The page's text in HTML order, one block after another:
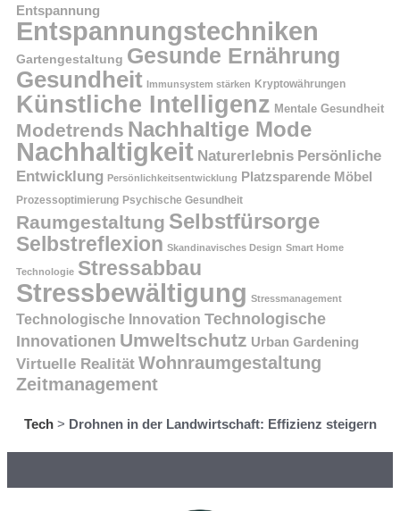
Entspannung
Entspannungstechniken
Gartengestaltung Gesunde Ernährung
Gesundheit Immunsystem stärken Kryptowährungen
Künstliche Intelligenz Mentale Gesundheit
Modetrends Nachhaltige Mode
Nachhaltigkeit Naturerlebnis Persönliche
Entwicklung Persönlichkeitsentwicklung Platzsparende Möbel
Prozessoptimierung Psychische Gesundheit
Raumgestaltung Selbstfürsorge
Selbstreflexion Skandinavisches Design Smart Home
Technologie Stressabbau
Stressbewältigung Stressmanagement
Technologische Innovation Technologische
Innovationen Umweltschutz Urban Gardening
Virtuelle Realität Wohnraumgestaltung
Zeitmanagement
Tech> Drohnen in der Landwirtschaft: Effizienz steigern